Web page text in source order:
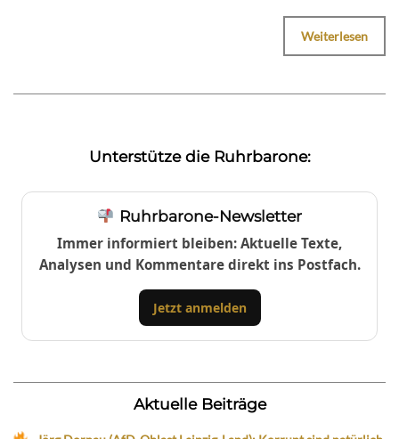
Weiterlesen
Unterstütze die Ruhrbarone:
Ruhrbarone-Newsletter
Immer informiert bleiben: Aktuelle Texte,
Analysen und Kommentare direkt ins Postfach.
Jetzt anmelden
Aktuelle Beiträge